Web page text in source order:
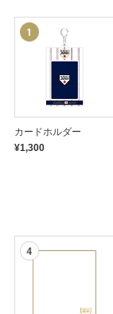
「侍ジャパン×名探偵
キャラ アクリルスタン
¥990
カードホルダー
¥1,300